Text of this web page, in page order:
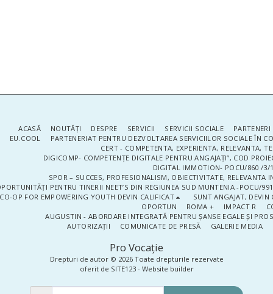
Pro Vocaţie
Drepturi de autor © 2026 Toate drepturile rezervate
oferit de SITE123- Website builder
ACASĂ NOUTĂŢI DESPRE SERVICII SERVICII SOCIALE
EU.COOL
PARTENERIAT PENTRU DEZVOLTAREA SERVICIILOR SOCIALE ÎN
CERT - COMPETENTA, EXPERIENTA, RELEVANTA,
DIGICOMP- COMPETENȚE DIGITALE PENTRU ANGAJAȚI”, COD
DIGITAL IMMOTION- POCU/860 /3/
SPOR – SUCCES, PROFESIONALISM, OBIECTIVITATE, RELEVANTA
PENTRU TINERII NEET’S DIN REGIUNEA SUD MUNTENIA -POCU/
CO-OP FOR EMPOWERING YOUTH DEVIN CALIFICAT
SUNT ANGAJAT, DEVIN
OPORTUN
ROMA + IMPACT R
AUGUSTIN - ABORDARE INTEGRATĂ PENTRU ȘANSE EGALE ȘI
AUTORIZAȚII
COMUNICATE DE PRESĂ GALERIE MEDIA